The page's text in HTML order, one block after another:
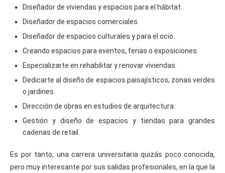
Diseñador de viviendas y espacios para el hábitat.
Diseñador de espacios comerciales.
Diseñador de espacios culturales y para el ocio.
Creando espacios para eventos, ferias o exposiciones.
Especializarte en rehabilitar y renovar viviendas.
Dedicarte al diseño de espacios paisajísticos, zonas verdes
o jardines.
Dirección de obras en estudios de arquitectura.
Gestión y diseño de espacios y tiendas para grandes
cadenas de retail.
Es por tanto, una carrera universitaria quizás poco conocida,
pero muy interesante por sus salidas profesionales, en la que la